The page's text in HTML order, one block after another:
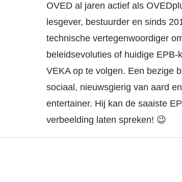
OVED al jaren actief als
lesgever, bestuurder en sinds
technische vertegenwoordiger
beleidsevoluties of huidige EPB-
VEKA op te volgen. Een bezige
sociaal, nieuwsgierig van aard
entertainer. Hij kan de saaiste
verbeelding laten spreken! 😉